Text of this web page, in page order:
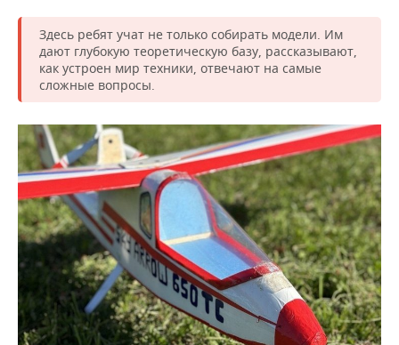
Здесь ребят учат не только собирать модели. Им
дают глубокую теоретическую базу, рассказывают,
как устроен мир техники, отвечают на самые
сложные вопросы.